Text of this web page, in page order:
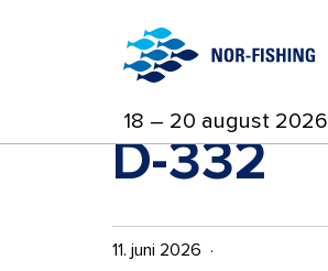
18 – 20 august 2026
D-332
11. juni 2026 ·